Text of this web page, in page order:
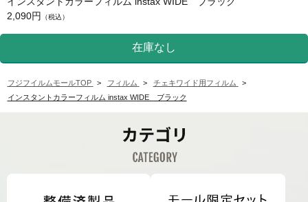
2,090円
（税込）
フジフイルムモールTOP > フィルム > チェキワイド用フィルム
>
インスタントカラーフィルム instax WIDE ブラック